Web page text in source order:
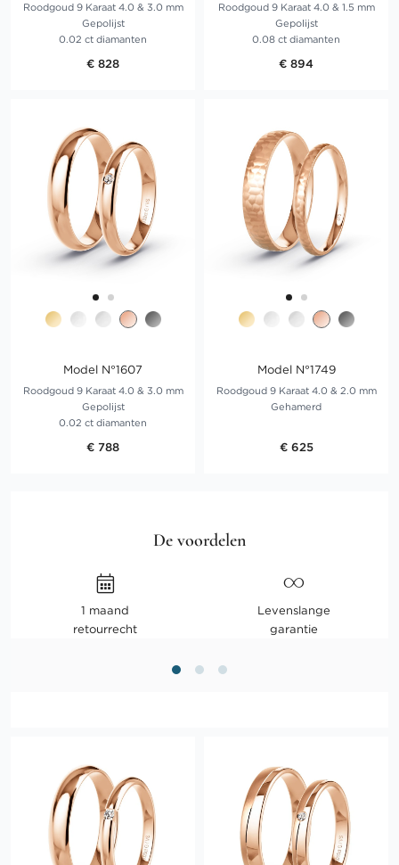
Roodgoud 9 Karaat 4.0 & 3.0 mm
Gepolijst
0.02 ct diamanten
€ 828
Roodgoud 9 Karaat 4.0 & 1.5 mm
Gepolijst
0.08 ct diamanten
€ 894
Model N°1607
Roodgoud 9 Karaat 4.0 & 3.0 mm
Gepolijst
0.02 ct diamanten
€ 788
Model N°1749
Roodgoud 9 Karaat 4.0 & 2.0 mm
Gehamerd
€ 625
De voordelen
1 maand
retourrecht
Levenslange
garantie